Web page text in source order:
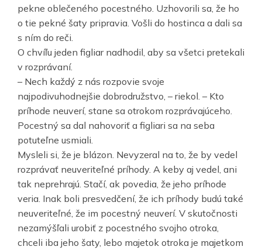
pekne oblečeného pocestného. Uzhovorili sa, že ho
o tie pekné šaty pripravia. Vošli do hostinca a dali sa
s ním do reči.
O chvíľu jeden figliar nadhodil, aby sa všetci pretekali
v rozprávaní.
– Nech každý z nás rozpovie svoje
najpodivuhodnejšie dobrodružstvo, – riekol. – Kto
príhode neuverí, stane sa otrokom rozprávajúceho.
Pocestný sa dal nahovoriť a figliari sa na seba
potuteľne usmiali.
Mysleli si, že je blázon. Nevyzeral na to, že by vedel
rozprávať neuveriteľné príhody. A keby aj vedel, ani
tak neprehrajú. Stačí, ak povedia, že jeho príhode
veria. Inak boli presvedčení, že ich príhody budú také
neuveriteľné, že im pocestný neuverí. V skutočnosti
nezamýšľali urobiť z pocestného svojho otroka,
chceli iba jeho šaty, lebo majetok otroka je majetkom